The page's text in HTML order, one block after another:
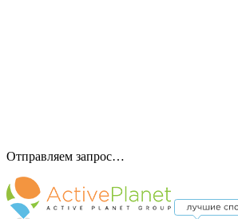
Отправляем запрос…